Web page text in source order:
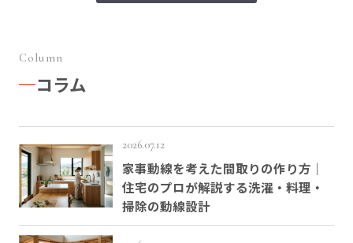
Column
コラム
2026.07.12
家事動線を考えた間取りの作り方｜
住宅のプロが解説する洗濯・料理・
掃除の動線設計